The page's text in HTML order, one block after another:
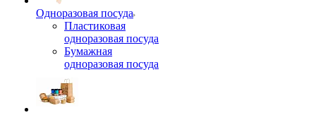
Одноразовая посуда
Пластиковая
одноразовая посуда
Бумажная
одноразовая посуда